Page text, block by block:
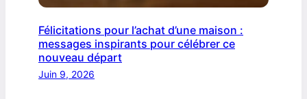
Félicitations pour l’achat d’une maison :
messages inspirants pour célébrer ce
nouveau départ
Juin 9, 2026